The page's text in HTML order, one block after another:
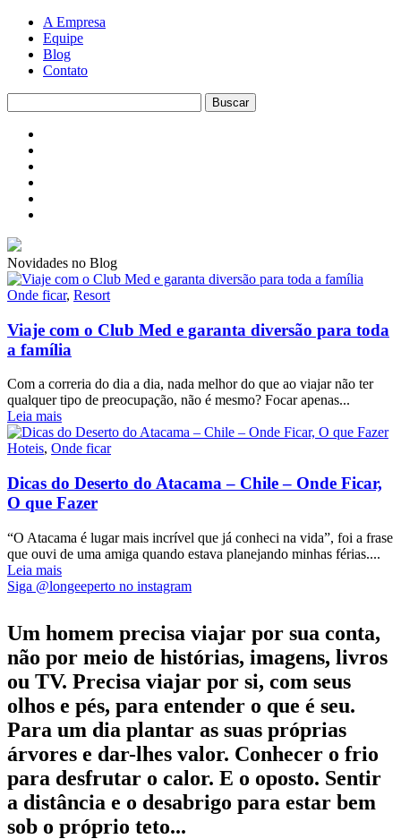
A Empresa
Equipe
Blog
Contato
Novidades no Blog
Onde ficar, Resort
Viaje com o Club Med e garanta diversão para toda
a família
Com a correria do dia a dia, nada melhor do que ao viajar não ter
qualquer tipo de preocupação, não é mesmo? Focar apenas...
Leia mais
Hoteis, Onde ficar
Dicas do Deserto do Atacama – Chile – Onde Ficar,
O que Fazer
“O Atacama é lugar mais incrível que já conheci na vida”, foi a frase
que ouvi de uma amiga quando estava planejando minhas férias....
Leia mais
Siga @longeeperto no instagram
Um homem precisa viajar por sua conta,
não por meio de histórias, imagens, livros
ou TV. Precisa viajar por si, com seus
olhos e pés, para entender o que é seu.
Para um dia plantar as suas próprias
árvores e dar-lhes valor. Conhecer o frio
para desfrutar o calor. E o oposto. Sentir
a distância e o desabrigo para estar bem
sob o próprio teto...